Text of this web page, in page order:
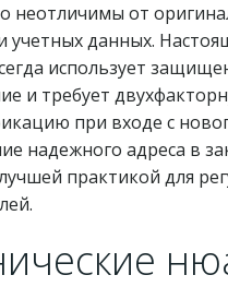
неотличимы от
учетных данных.
использует
и требует
при входе с
надежного адреса в
практикой для